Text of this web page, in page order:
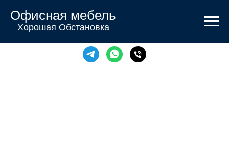
Офисная мебель
Хорошая Обстановка